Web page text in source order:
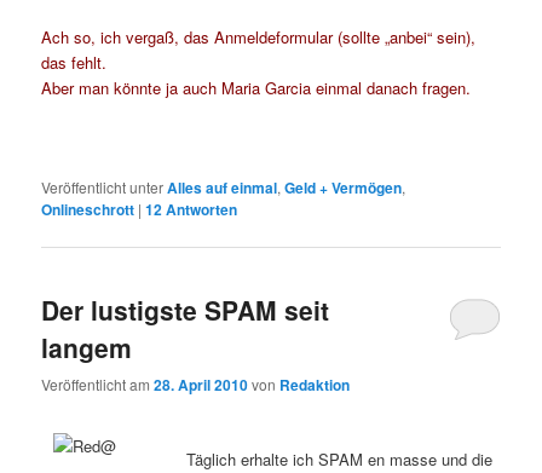
Ach so, ich vergaß, das Anmeldeformular (sollte „anbei“ sein),
das fehlt.
Aber man könnte ja auch Maria Garcia einmal danach fragen.
Veröffentlicht unterAlles auf einmal,Geld + Vermögen,
Onlineschrott |12Antworten
Der lustigste SPAM seit
langem
Veröffentlicht am28. April 2010von Redaktion
Täglich erhalte ich SPAM en masse und die